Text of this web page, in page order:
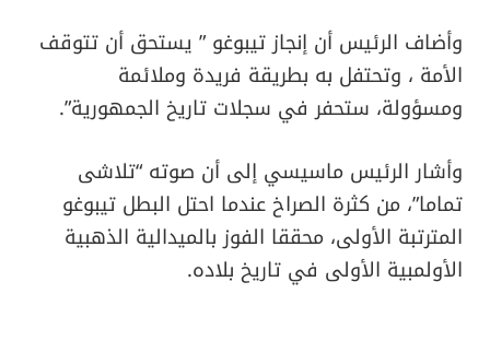
وأضاف الرئيس أن إنجاز تيبوغو ” يستحق أن تتوقف
الأمة ، وتحتفل به بطريقة فريدة وملائمة
ومسؤولة، ستحفر في سجلات تاريخ الجمهورية”.
وأشار الرئيس ماسيسي إلى أن صوته “تلاشى
تماما”، من كثرة الصراخ عندما احتل البطل تيبوغو
المترتبة الأولى، محققا الفوز بالميدالية الذهبية
الأولمبية الأولى في تاريخ بلاده.